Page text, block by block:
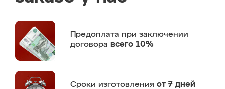
Предоплата при заключении
договора всего 10%
Сроки изготовления от 7 дней